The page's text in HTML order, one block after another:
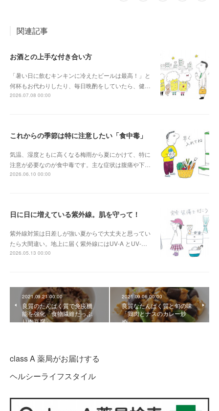
関連記事
お酒との上手な付き合い方
「暑い日に飲むキンキンに冷えたビールは最高！」と
何杯もお代わりしたり、毎日晩酌をしていたら、健…
2026.07.08 00:00
これからの季節は特に注意したい「食中毒」
気温、湿度ともに高くなる梅雨から夏にかけて、特に
注意が必要なのが食中毒です。主な症状は腹痛や下…
2026.06.10 00:00
日に日に増えている紫外線。肌を守って！
紫外線対策は日差しが強い夏からで大丈夫と思ってい
たら大間違い。地上に届く紫外線にはUV-A とUV-…
2026.05.13 00:00
2021.09.21 00:00
良質のたんぱく質で免疫機
能を強化「食物繊維たっぷ
り肉豆腐」
2021.09.06 00:00
良質なたんぱく質と旬の味
「鶏肉とナスのカレー炒
め」
class A 薬局がお届けする
ヘルシーライフスタイル